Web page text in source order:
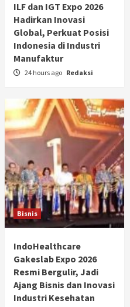
ILF dan IGT Expo 2026
Hadirkan Inovasi
Global, Perkuat Posisi
Indonesia di Industri
Manufaktur
24 hours ago Redaksi
Bisnis
IndoHealthcare
Gakeslab Expo 2026
Resmi Bergulir, Jadi
Ajang Bisnis dan Inovasi
Industri Kesehatan